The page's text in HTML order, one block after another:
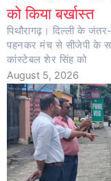
को किया बर्खास्त
पिथौरागढ़। दिल्ली के
पहनकर मंच से सीजेपी के
कांस्टेबल शेर सिंह को
August 5, 2026